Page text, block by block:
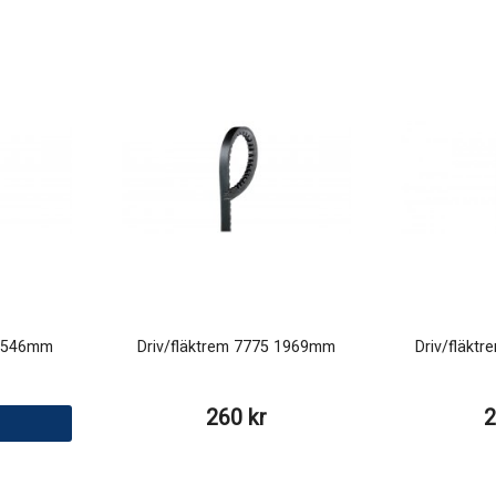
Driv/fläktrem 7775 1969mm
260 kr
Driv/